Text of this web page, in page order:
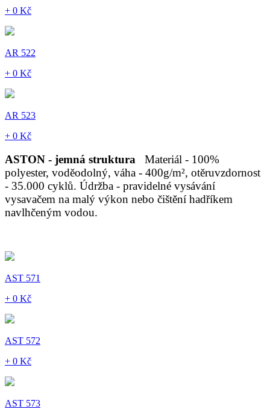
+ 0 Kč
AR 522
+ 0 Kč
AR 523
+ 0 Kč
ASTON - jemná struktura
Materiál - 100%
polyester, voděodolný, váha - 400g/m², otěruvzdornost
- 35.000 cyklů. Údržba - pravidelné vysávání
vysavačem na malý výkon nebo čištění hadříkem
navlhčeným vodou.
AST 571
+ 0 Kč
AST 572
+ 0 Kč
AST 573